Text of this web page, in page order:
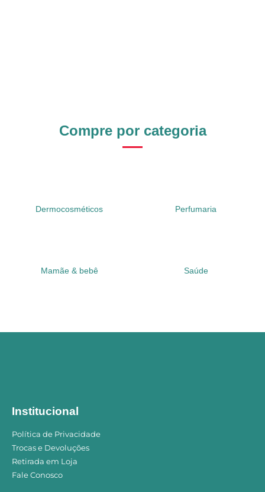
Compre por categoria
Dermocosméticos Perfumaria
Mamãe & bebê Saúde
Institucional
Política de Privacidade
Trocas e Devoluções
Retirada em Loja
Fale Conosco